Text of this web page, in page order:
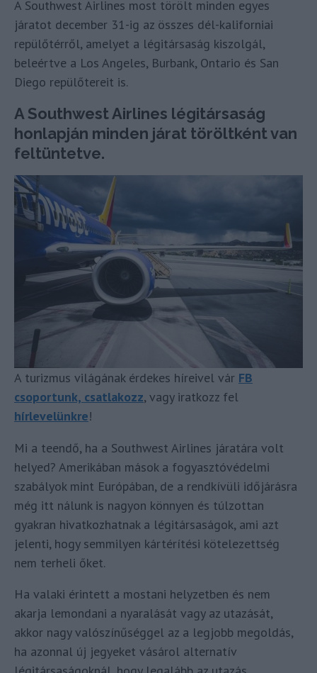
A Southwest Airlines most törölt minden egyes
járatot december 31-ig az összes dél-kaliforniai
repülőtérről, amelyet a légitársaság kiszolgál,
beleértve a Los Angeles, Burbank, Ontario és San
Diego repülőtereit is.
A Southwest Airlines légitársaság
honlapján minden járat töröltként van
feltüntetve.
A turizmus világának érdekes híreivel vár FB
csoportunk, csatlakozz, vagy iratkozz fel
hírlevelünkre!
Mi a teendő, ha a Southwest Airlines járatára volt
helyed? Amerikában mások a fogyasztóvédelmi
szabályok mint Európában, de a rendkívüli időjárásra
még itt nálunk is nagyon könnyen és túlzottan
gyakran hivatkozhatnak a légitársaságok, ami azt
jelenti, hogy semmilyen kártérítési kötelezettség
nem terheli őket.
Ha valaki érintett a mostani helyzetben és nem
akarja lemondani a nyaralását vagy az utazását,
akkor nagy valószínűséggel az a legjobb megoldás,
ha azonnal új jegyeket vásárol alternatív